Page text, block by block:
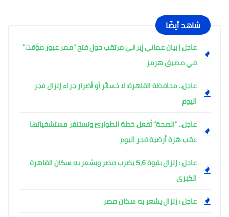
شاهد أيضًا
عاجل | بيان عماني إيراني مرتقب حول فتح "ممر عبور مؤقت"
في مضيق هرمز
عاجل.. محافظة القاهرة: لا خسائر أو أضرار جراء زلزال فجر
اليوم
عاجل.. "الصحة" تُفعل خطة الطوارئ وتستنفر مستشفياتها
عقب هزة أرضية فجر اليوم ​
عاجل : زلزال بقوة 5,6 يضرب مصر ويشعر به سكان القاهرة
الكبرى
عاجل : زلزال يشعر به سكان مصر